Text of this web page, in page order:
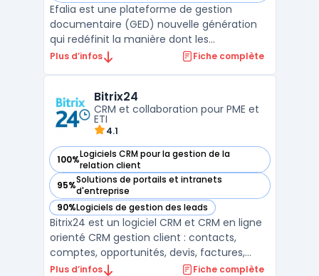
Efalia est une plateforme de gestion
documentaire (GED) nouvelle génération
qui redéfinit la manière dont les
organisations gèrent leurs documents et
pas de stocker des documents : c'est
une solution docume ...
Plus d’infos Fiche complète
Bitrix24
CRM et collaboration pour PME et
ETI
4.1
100%Logiciels CRM pour la gestion de la
relation client
— voir Bitrix24 dans cette catégorie
95%Solutions de portails et intranets
d'entreprise
— voir Bitrix24 dans cette catégorie
90%Logiciels de gestion des leads
— voir Bitrix24 dans cette catégorie
Bitrix24 est un logiciel CRM et CRM en ligne
orienté CRM gestion client : contacts,
comptes, opportunités, devis, factures,
campagnes et tickets sont centralisés dans
Plus d’infos Fiche complète